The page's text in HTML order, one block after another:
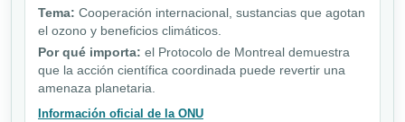
Tema: Cooperación internacional, sustancias que agotan
el ozono y beneficios climáticos.
Por qué importa: el Protocolo de Montreal demuestra
que la acción científica coordinada puede revertir una
amenaza planetaria.
Información oficial de la ONU